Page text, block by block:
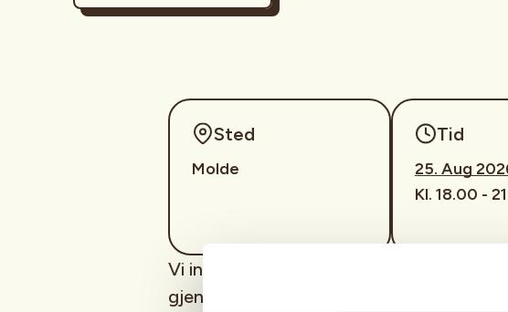
Sted
Molde
Tid
25. Aug
Kl. 18.00 -
Vi inviterer til Strikkekafè på Storlihytta.
gjennomfører strikkekaféen med Kirsti